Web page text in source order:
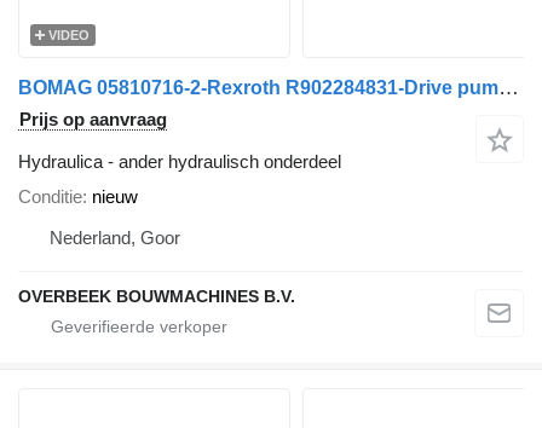
VIDEO
BOMAG 05810716-2-Rexroth R902284831-Drive pump/Fahrpumpe
Prijs op aanvraag
Hydraulica - ander hydraulisch onderdeel
Conditie nieuw
Nederland, Goor
OVERBEEK BOUWMACHINES B.V.